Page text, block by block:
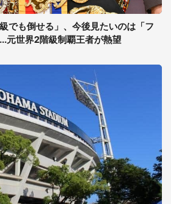
でも倒せる」、今後見たいのは「フ
元世界2階級制覇王者が熱望